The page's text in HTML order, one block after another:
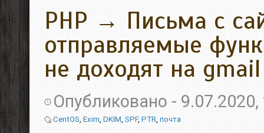
PHP → Письма с
отправляемые
не доходят на gmail
Опубликовано - 9.07.2020,
CentOS, Exim, DKIM, SPF, PTR, почта